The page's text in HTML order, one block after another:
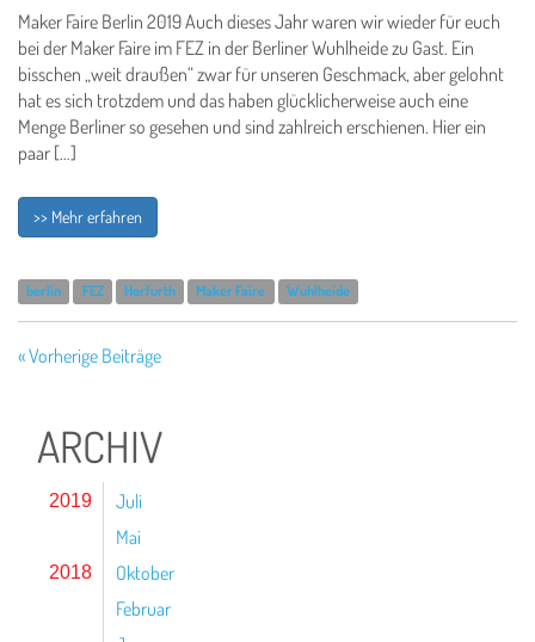
Maker Faire Berlin 2019 Auch dieses Jahr waren wir wieder für euch
bei der Maker Faire im FEZ in der Berliner Wuhlheide zu Gast. Ein
bisschen „weit draußen“ zwar für unseren Geschmack, aber gelohnt
hat es sich trotzdem und das haben glücklicherweise auch eine
Menge Berliner so gesehen und sind zahlreich erschienen. Hier ein
paar […]
>> Mehr erfahren
berlin FEZ Herfurth Maker Faire Wuhlheide
« Vorherige Beiträge
ARCHIV
2019
Juli
Mai
2018
Oktober
Februar